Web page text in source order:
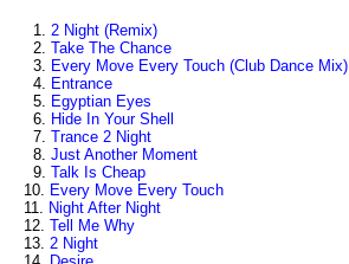
1. 2 Night (Remix)
2. Take The Chance
3. Every Move Every Touch (Club Dance Mix)
4. Entrance
5. Egyptian Eyes
6. Hide In Your Shell
7. Trance 2 Night
8. Just Another Moment
9. Talk Is Cheap
10. Every Move Every Touch
11. Night After Night
12. Tell Me Why
13. 2 Night